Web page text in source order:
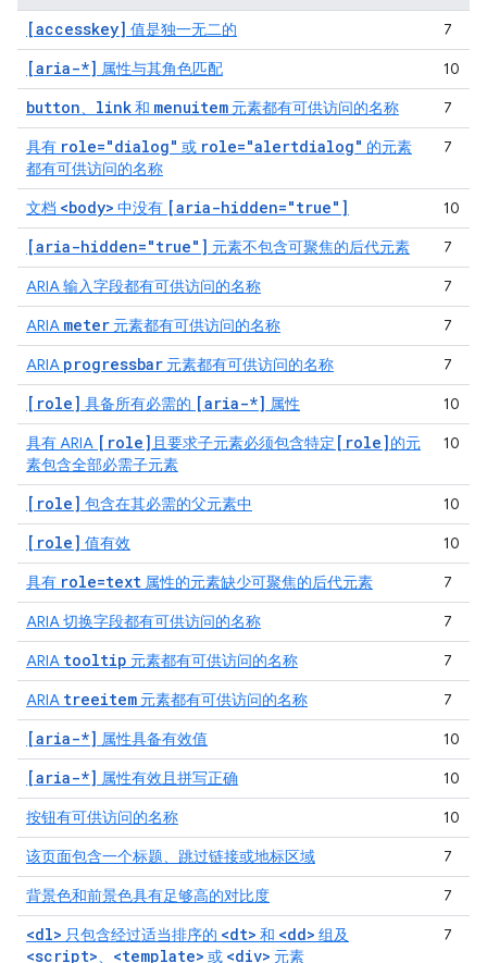
[accesskey] 值是独一无二的 7
[aria-*] 属性与其角色匹配 10
button、 link和 menuitem 元素都有可供访问的名称
7
具有 role="dialog" 或 role="alertdialog" 的元素
都有可供访问的名称
7
文档 <body> 中没有 [aria-hidden="true"] 10
[aria-hidden="true"] 元素不包含可聚焦的后代元素
7
ARIA 输入字段都有可供访问的名称
7
ARIA meter 元素都有可供访问的名称
7
ARIA progressbar 元素都有可供访问的名称 7
[role] 具备所有必需的 [aria-*] 属性
10
具有 ARIA [role] 且要求子元素必须包含特定 [role]的元
素包含全部必需子元素
10
[role] 包含在其必需的父元素中 10
[role] 值有效
10
具有 role=text 属性的元素缺少可聚焦的后代元素
7
ARIA 切换字段都有可供访问的名称
7
ARIA tooltip 元素都有可供访问的名称
7
ARIA treeitem 元素都有可供访问的名称 7
[aria-*] 属性具备有效值 10
[aria-*] 属性有效且拼写正确
10
按钮有可供访问的名称
10
该页面包含一个标题、跳过链接或地标区域
7
背景色和前景色具有足够高的对比度
7
<dl> 只包含经过适当排序的 <dt> 和 <dd> 组及
<script>、 <template> 或 <div> 元素
7